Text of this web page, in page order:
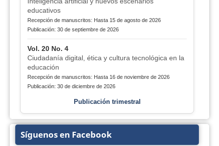
educativos
Recepción de manuscritos: Hasta 15 de agosto de 2026
Publicación: 30 de septiembre de 2026
Vol. 20 No. 4
Ciudadanía digital, ética y cultura tecnológica en la
educación
Recepción de manuscritos: Hasta 16 de noviembre de 2026
Publicación: 30 de diciembre de 2026
Publicación trimestral
Síguenos en Facebook